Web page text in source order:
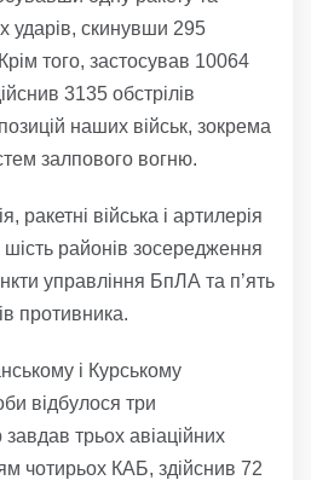
ударів, скинувши 295
того, застосував 10064
3135 обстрілів
наших військ, зокрема
залпового вогню.
ракетні війська і артилерія
районів зосередження
управління БпЛА та п’ять
противника.
і Курському
відбулося три
завдав трьох авіаційних
чотирьох КАБ, здійснив 72